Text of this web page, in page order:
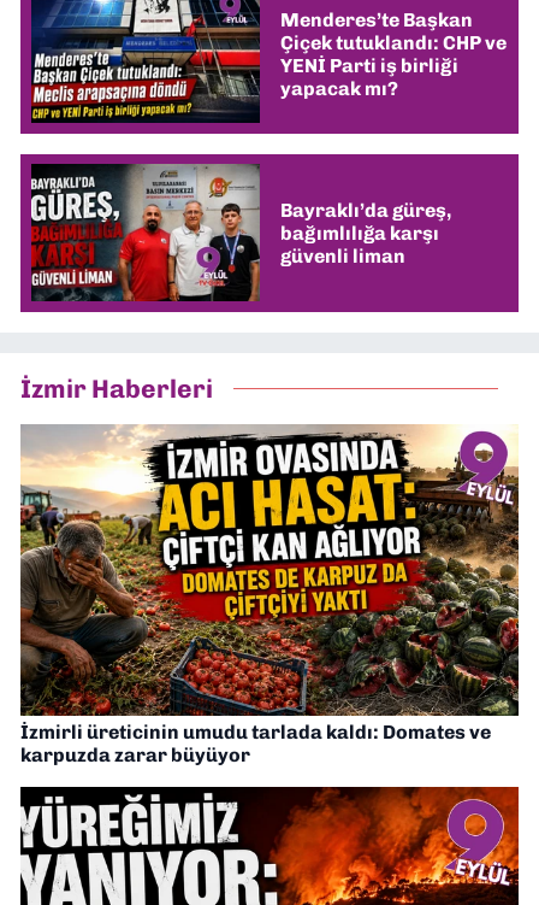
Menderes’te Başkan
Çiçek tutuklandı: CHP ve
YENİ Parti iş birliği
yapacak mı?
Bayraklı’da güreş,
bağımlılığa karşı
güvenli liman
İzmir Haberleri
İzmirli üreticinin umudu tarlada kaldı: Domates ve
karpuzda zarar büyüyor